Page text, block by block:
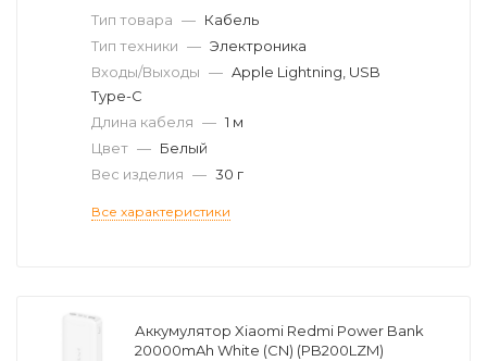
Тип товара — Кабель
Тип техники — Электроника
Входы/Выходы — Apple Lightning, USB
Type-C
Длина кабеля — 1 м
Цвет — Белый
Вес изделия — 30 г
Все характеристики
Аккумулятор Xiaomi Redmi Power Bank
20000mAh White (CN) (PB200LZM)